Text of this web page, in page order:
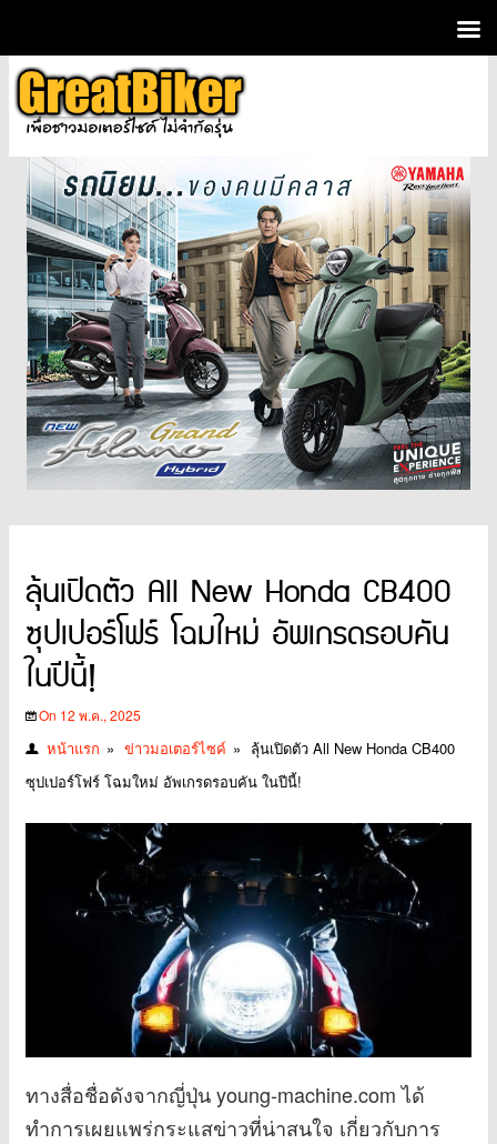
ลุ้นเปิดตัว All New Honda CB400
ซุปเปอร์โฟร์ โฉมใหม่ อัพเกรดรอบคัน
ในปีนี้!
On 12 พ.ค., 2025
หน้าแรก » ข่าวมอเตอร์ไซค์ » ลุ้นเปิดตัว All New Honda CB400
ซุปเปอร์โฟร์ โฉมใหม่ อัพเกรดรอบคัน ในปีนี้!
ทางสื่อชื่อดังจากญี่ปุ่น young-machine.com ได้
ทำการเผยแพร่กระแสข่าวที่น่าสนใจ เกี่ยวกับการ